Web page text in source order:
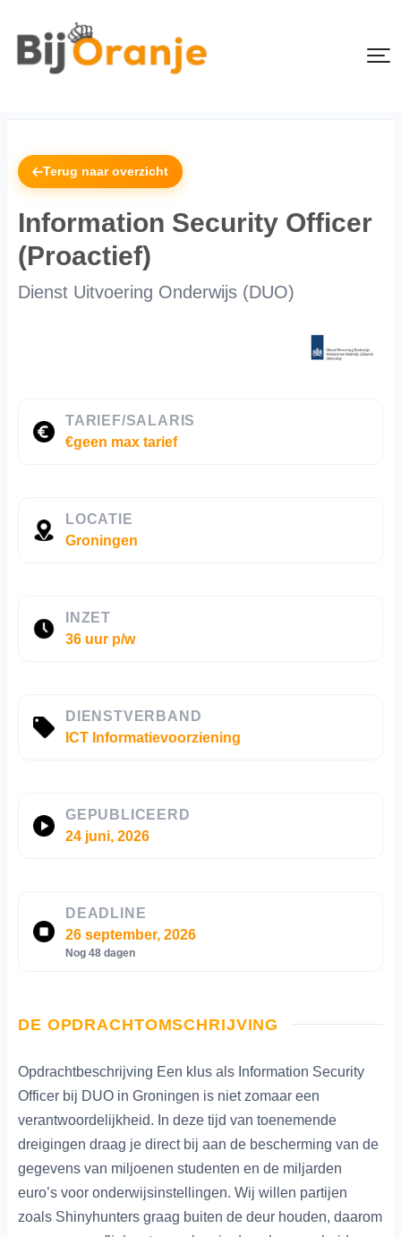
Terug naar overzicht
Information Security Officer
(Proactief)
Dienst Uitvoering Onderwijs (DUO)
TARIEF/SALARIS
€geen max tarief
LOCATIE
Groningen
INZET
36 uur p/w
DIENSTVERBAND
ICT Informatievoorziening
GEPUBLICEERD
24 juni, 2026
DEADLINE
26 september, 2026
Nog 48 dagen
DE OPDRACHTOMSCHRIJVING
Opdrachtbeschrijving Een klus als Information Security
Officer bij DUO in Groningen is niet zomaar een
verantwoordelijkheid. In deze tijd van toenemende
dreigingen draag je direct bij aan de bescherming van de
gegevens van miljoenen studenten en de miljarden
euro’s voor onderwijsinstellingen. Wij willen partijen
zoals Shinyhunters graag buiten de deur houden, daarom